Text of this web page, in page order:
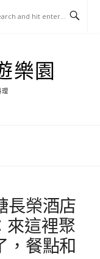
樂園
長榮酒店
來這裡聚
，餐點和